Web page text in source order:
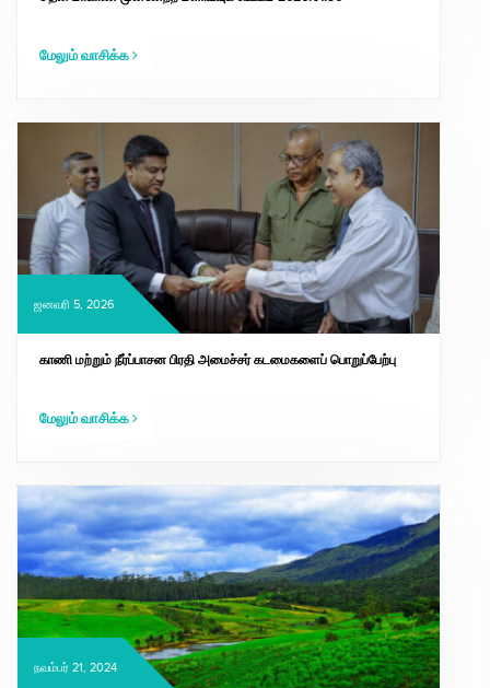
மேலும் வாசிக்க
ஜனவரி 5, 2026
காணி மற்றும் நீர்ப்பாசன பிரதி அமைச்சர் கடமைகளைப் பொறுப்பேற்பு
மேலும் வாசிக்க
நவம்பர் 21, 2024